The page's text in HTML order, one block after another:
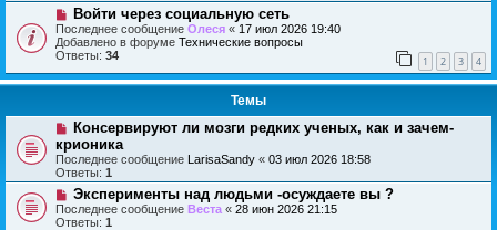
Войти через социальную сеть
Последнее сообщение Олеся « 17 июл 2026 19:40
Добавлено в форуме Технические вопросы
Ответы: 34 1 2 3 4
Темы
Консервируют ли мозги редких ученых, как и зачем-
крионика
Последнее сообщение LarisaSandy « 03 июл 2026 18:58
Ответы: 1
Эксперименты над людьми -осуждаете вы ?
Последнее сообщение Веста « 28 июн 2026 21:15
Ответы: 1